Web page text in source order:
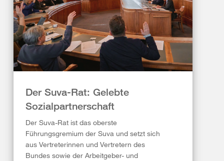
Der Suva-Rat: Gelebte
Sozialpartnerschaft
Der Suva-Rat ist das oberste
Führungsgremium der Suva und setzt sich
aus Vertreterinnen und Vertretern des
Bundes sowie der Arbeitgeber- und